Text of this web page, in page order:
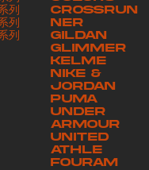
託運商為第三方服務，
三方在運送過程中引致任何
公司一律不負責
列
列
列
CROSSRUN
NER
GILDAN
GLIMMER
KELME
NIKE &
JORDAN
PUMA
UNDER
ARMOUR
UNITED
ATHLE
FOURAM